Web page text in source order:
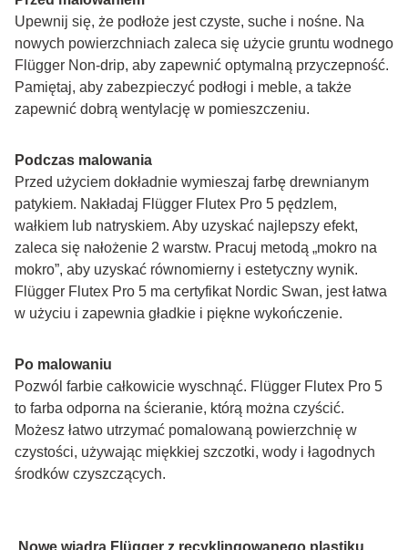
Upewnij się, że podłoże jest czyste, suche i nośne. Na
nowych powierzchniach zaleca się użycie gruntu wodnego
Flügger Non-drip, aby zapewnić optymalną przyczepność.
Pamiętaj, aby zabezpieczyć podłogi i meble, a także
zapewnić dobrą wentylację w pomieszczeniu.
Podczas malowania
Przed użyciem dokładnie wymieszaj farbę drewnianym
patykiem. Nakładaj Flügger Flutex Pro 5 pędzlem,
wałkiem lub natryskiem. Aby uzyskać najlepszy efekt,
zaleca się nałożenie 2 warstw. Pracuj metodą „mokro na
mokro”, aby uzyskać równomierny i estetyczny wynik.
Flügger Flutex Pro 5 ma certyfikat Nordic Swan, jest łatwa
w użyciu i zapewnia gładkie i piękne wykończenie.
Po malowaniu
Pozwól farbie całkowicie wyschnąć. Flügger Flutex Pro 5
to farba odporna na ścieranie, którą można czyścić.
Możesz łatwo utrzymać pomalowaną powierzchnię w
czystości, używając miękkiej szczotki, wody i łagodnych
środków czyszczących.